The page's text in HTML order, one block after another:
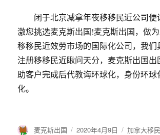
闭于北京减拿年夜移移民近公司便
激您挑选麦克斯出国!麦克斯出国，做
移移民近效劳市场的国际化公司，我们
注册移移民近瞅问天分，麦克斯出国出
助客户完成后代教诲环球化，身份环球
化。
作
麦克斯出国
发
2020年4月9日
分
加拿大移民